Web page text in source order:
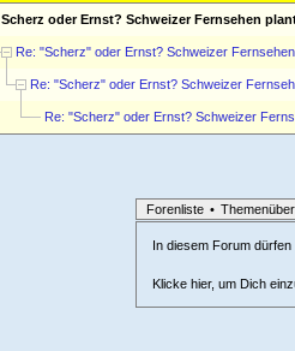
Scherz oder Ernst? Schweizer Fernsehen
Re: "Scherz" oder Ernst? Schweizer
Re: "Scherz" oder Ernst? Schweizer
Re: "Scherz" oder Ernst? Schweizer
Forenliste •
In diesem Forum
Klicke hier, um Dich